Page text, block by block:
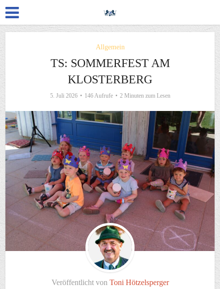
Allgemein
TS: SOMMERFEST AM
KLOSTERBERG
5. Juli 2026 146 Aufrufe 2 Minuten zum Lesen
Veröffentlicht von Toni Hötzelsperger